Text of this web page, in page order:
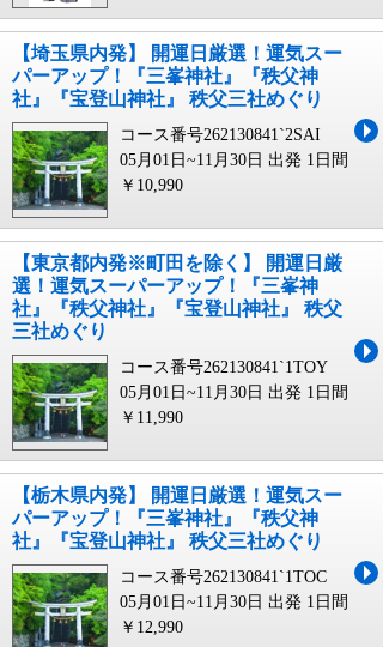
【埼玉県内発】 開運日厳選！運気スー
パーアップ！『三峯神社』『秩父神
社』『宝登山神社』 秩父三社めぐり
コース番号262130841`2SAI
05月01日~11月30日 出発 1日間
￥10,990
【東京都内発※町田を除く】 開運日厳
選！運気スーパーアップ！『三峯神
社』『秩父神社』『宝登山神社』 秩父
三社めぐり
コース番号262130841`1TOY
05月01日~11月30日 出発 1日間
￥11,990
【栃木県内発】 開運日厳選！運気スー
パーアップ！『三峯神社』『秩父神
社』『宝登山神社』 秩父三社めぐり
コース番号262130841`1TOC
05月01日~11月30日 出発 1日間
￥12,990